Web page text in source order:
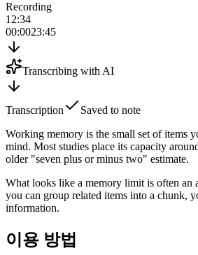
Recording
12:34
00:0023:45
Transcribing with AI
Transcription
Saved to note
Working memory is the small set of items
mind. Most studies place its capacity
older "seven plus or minus two" estimate.
What looks like a memory limit is often
you can group related items into a chunk,
information.
이용 방법